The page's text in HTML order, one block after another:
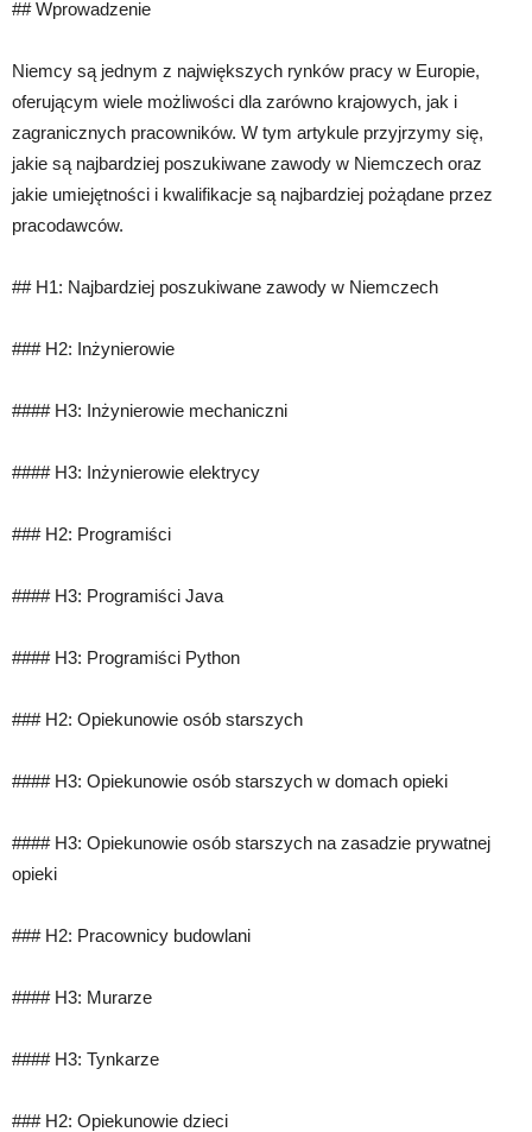
## Wprowadzenie
Niemcy są jednym z największych rynków pracy w Europie,
oferującym wiele możliwości dla zarówno krajowych, jak i
zagranicznych pracowników. W tym artykule przyjrzymy się,
jakie są najbardziej poszukiwane zawody w Niemczech oraz
jakie umiejętności i kwalifikacje są najbardziej pożądane przez
pracodawców.
## H1: Najbardziej poszukiwane zawody w Niemczech
### H2: Inżynierowie
#### H3: Inżynierowie mechaniczni
#### H3: Inżynierowie elektrycy
### H2: Programiści
#### H3: Programiści Java
#### H3: Programiści Python
### H2: Opiekunowie osób starszych
#### H3: Opiekunowie osób starszych w domach opieki
#### H3: Opiekunowie osób starszych na zasadzie prywatnej
opieki
### H2: Pracownicy budowlani
#### H3: Murarze
#### H3: Tynkarze
### H2: Opiekunowie dzieci